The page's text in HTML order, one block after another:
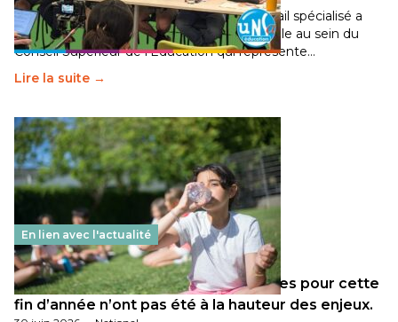
Pendant plusieurs mois, un groupe de travail spécialisé a
travaillé sur la transition écologique de l’Ecole au sein du
Conseil Supérieur de l’Éducation qui représente…
Lire la suite →
En lien avec l'actualité
Les décisions ministérielles attendues pour cette
fin d’année n’ont pas été à la hauteur des enjeux.